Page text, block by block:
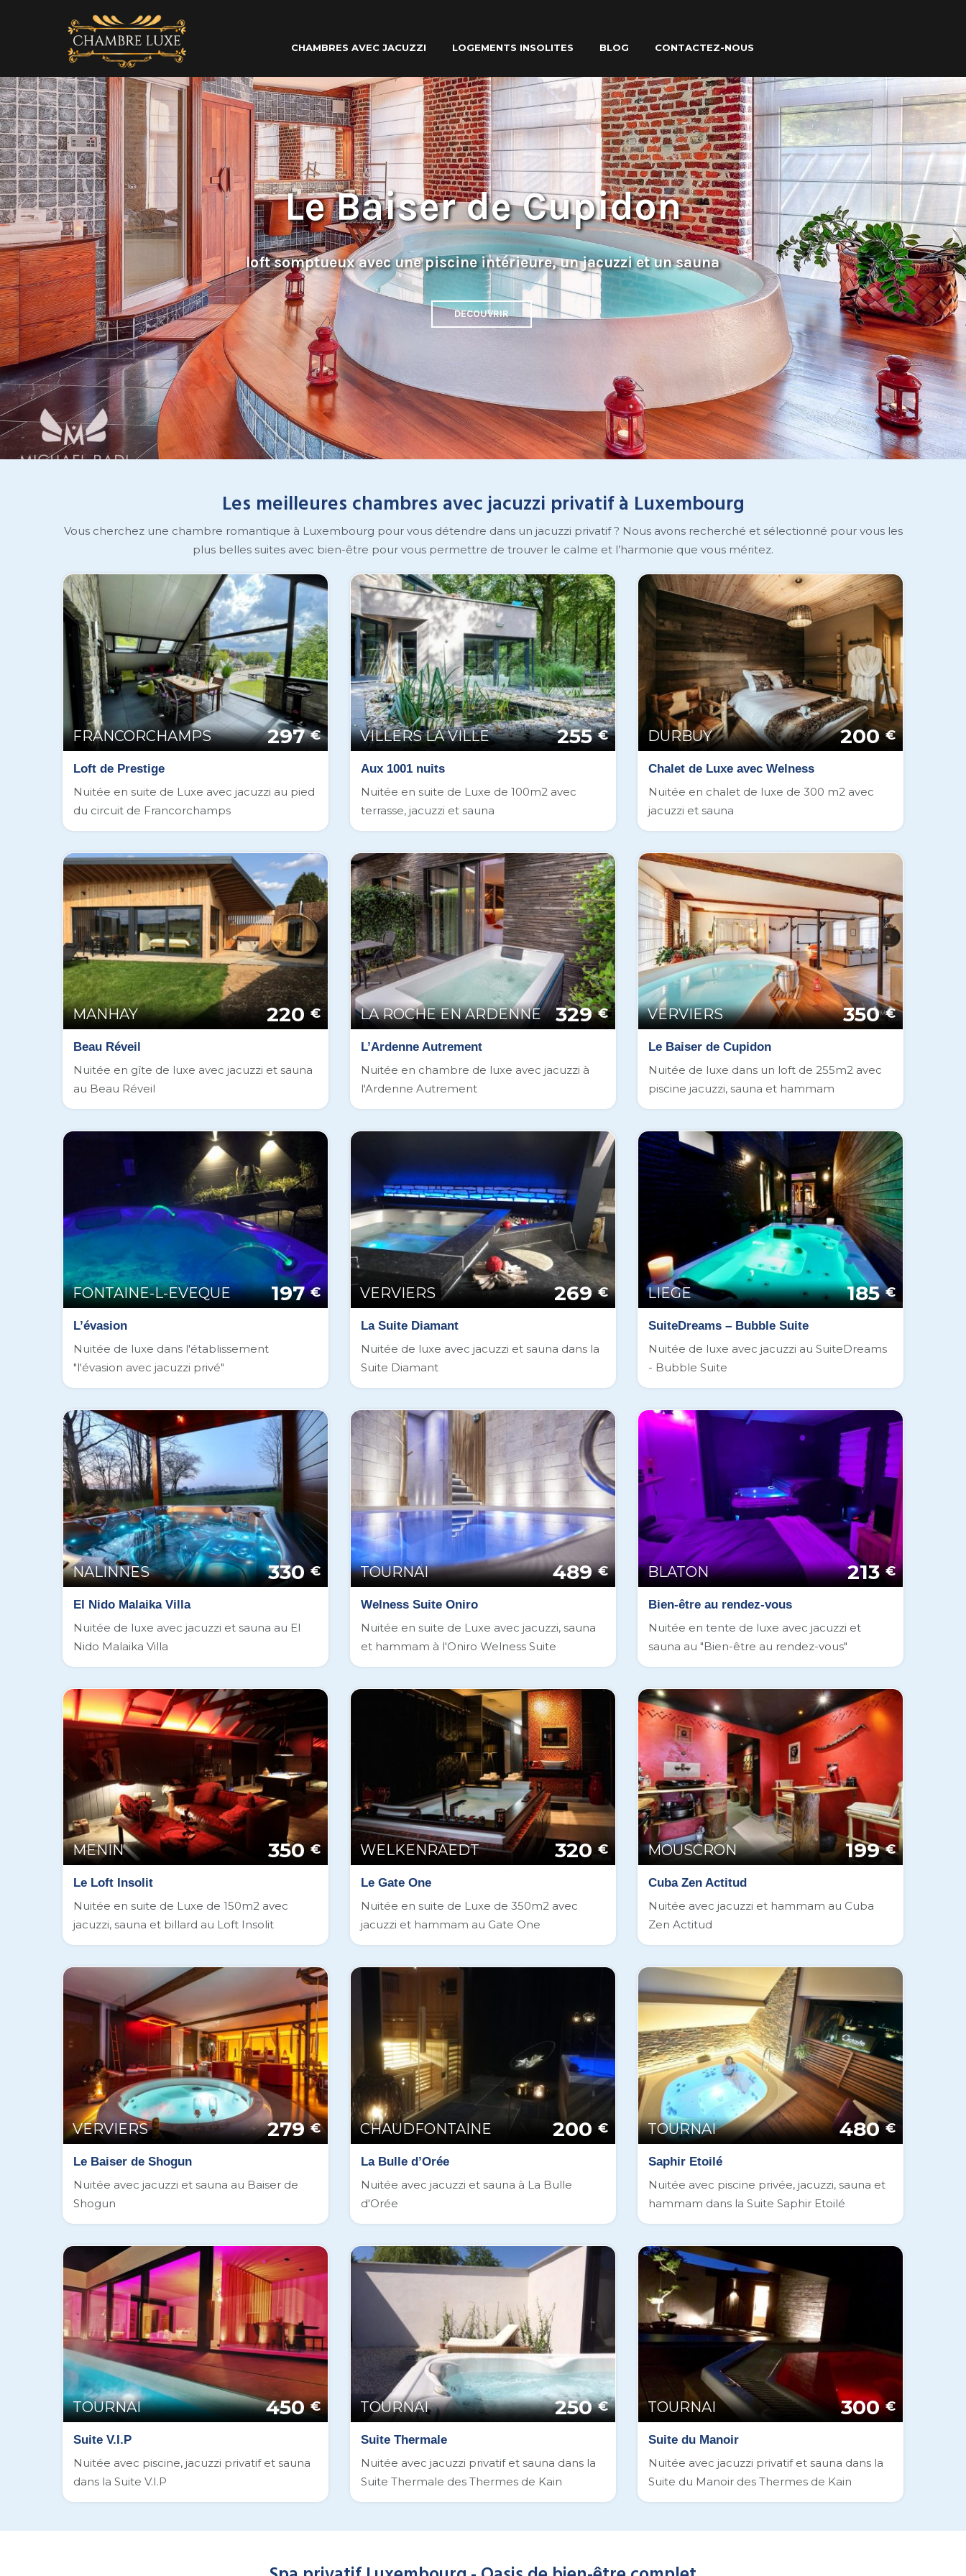
CHAMBRES AVEC JACUZZI LOGEMENTS INSOLITES BLOG CONTACTEZ-NOUS
Le Baiser de Cupidon
DECOUVRIR
loft somptueux avec une piscine intérieure, un jacuzzi et un sauna
Les meilleures chambres avec jacuzzi privatif à Luxembourg
Vous cherchez une chambre romantique à Luxembourg pour vous détendre dans un jacuzzi privatif ? Nous avons recherché et sélectionné pour vous les
plus belles suites avec bien-être pour vous permettre de trouver le calme et l’harmonie que vous méritez.
FRANCORCHAMPS 297 €
Loft de Prestige
Nuitée en suite de Luxe avec jacuzzi au pied
du circuit de Francorchamps
VILLERS LA VILLE 255 €
Aux 1001 nuits
Nuitée en suite de Luxe de 100m2 avec
terrasse, jacuzzi et sauna
DURBUY 200 €
Chalet de Luxe avec Welness
Nuitée en chalet de luxe de 300 m2 avec
jacuzzi et sauna
MANHAY 220 €
Beau Réveil
Nuitée en gîte de luxe avec jacuzzi et sauna
au Beau Réveil
LA ROCHE EN ARDENNE 329 €
L’Ardenne Autrement
Nuitée en chambre de luxe avec jacuzzi à
l'Ardenne Autrement
VERVIERS 350 €
Le Baiser de Cupidon
Nuitée de luxe dans un loft de 255m2 avec
piscine jacuzzi, sauna et hammam
FONTAINE-L-EVEQUE 197 €
L’évasion
Nuitée de luxe dans l'établissement
"l'évasion avec jacuzzi privé"
VERVIERS 269 €
La Suite Diamant
Nuitée de luxe avec jacuzzi et sauna dans la
Suite Diamant
LIEGE 185 €
SuiteDreams – Bubble Suite
Nuitée de luxe avec jacuzzi au SuiteDreams
- Bubble Suite
NALINNES 330 €
El Nido Malaika Villa
Nuitée de luxe avec jacuzzi et sauna au El
Nido Malaika Villa
TOURNAI 489 €
Welness Suite Oniro
Nuitée en suite de Luxe avec jacuzzi, sauna
et hammam à l'Oniro Welness Suite
BLATON 213 €
Bien-être au rendez-vous
Nuitée en tente de luxe avec jacuzzi et
sauna au "Bien-être au rendez-vous"
MENIN 350 €
Le Loft Insolit
Nuitée en suite de Luxe de 150m2 avec
jacuzzi, sauna et billard au Loft Insolit
WELKENRAEDT 320 €
Le Gate One
Nuitée en suite de Luxe de 350m2 avec
jacuzzi et hammam au Gate One
MOUSCRON 199 €
Cuba Zen Actitud
Nuitée avec jacuzzi et hammam au Cuba
Zen Actitud
VERVIERS 279 €
Le Baiser de Shogun
Nuitée avec jacuzzi et sauna au Baiser de
Shogun
CHAUDFONTAINE 200 €
La Bulle d’Orée
Nuitée avec jacuzzi et sauna à La Bulle
d'Orée
TOURNAI 480 €
Saphir Etoilé
Nuitée avec piscine privée, jacuzzi, sauna et
hammam dans la Suite Saphir Etoilé
TOURNAI 450 €
Suite V.I.P
Nuitée avec piscine, jacuzzi privatif et sauna
dans la Suite V.I.P
TOURNAI 250 €
Suite Thermale
Nuitée avec jacuzzi privatif et sauna dans la
Suite Thermale des Thermes de Kain
TOURNAI 300 €
Suite du Manoir
Nuitée avec jacuzzi privatif et sauna dans la
Suite du Manoir des Thermes de Kain